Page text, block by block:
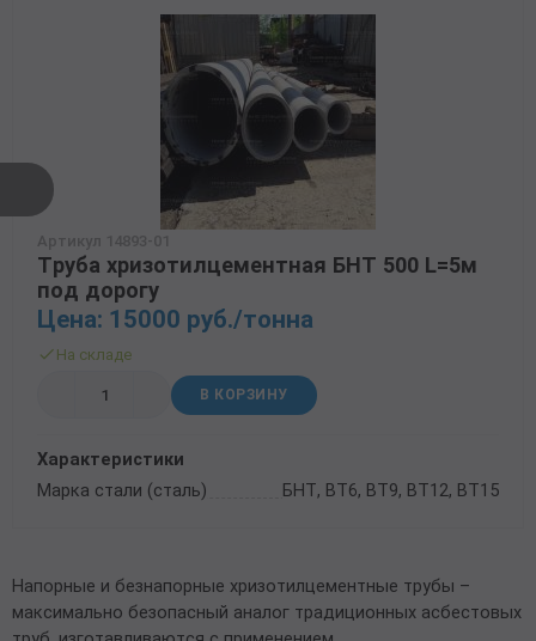
Артикул 14893-01
Труба хризотилцементная БНТ 500 L=5м
под дорогу
Цена: 15000 руб./тонна
На складе
В КОРЗИНУ
Характеристики
Марка стали (сталь)
БНТ, ВТ6, ВТ9, ВТ12, ВТ15
Напорные и безнапорные хризотилцементные трубы –
максимально безопасный аналог традиционных асбестовых